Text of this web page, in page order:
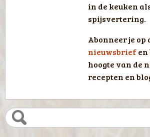
in de keuken
spijsvertering.
Abonneer je op
nieuwsbriefen
hoogte van de
recepten en